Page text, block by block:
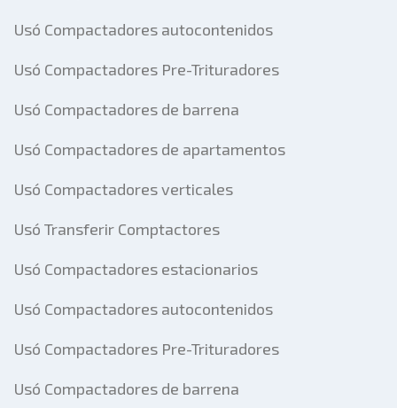
Usó Compactadores autocontenidos
Usó Compactadores Pre-Trituradores
Usó Compactadores de barrena
Usó Compactadores de apartamentos
Usó Compactadores verticales
Usó Transferir Comptactores
Usó Compactadores estacionarios
Usó Compactadores autocontenidos
Usó Compactadores Pre-Trituradores
Usó Compactadores de barrena